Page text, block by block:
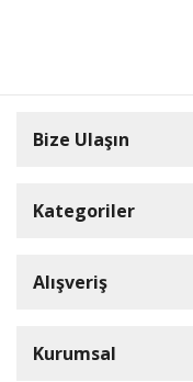
Bize Ulaşın
0212 909 37 26
Kategoriler
DVR Cihazlar
NVR Cihazlar
Alışveriş
Kurumsal